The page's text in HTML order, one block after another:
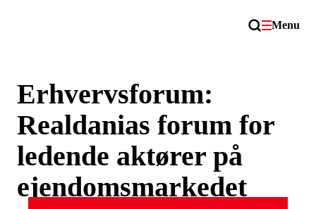
Menu
Erhvervsforum:
Realdanias forum for
ledende aktører på
ejendomsmarkedet